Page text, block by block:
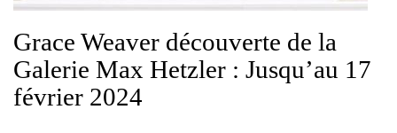
Grace Weaver découverte de la
Galerie Max Hetzler : Jusqu’au 17
février 2024